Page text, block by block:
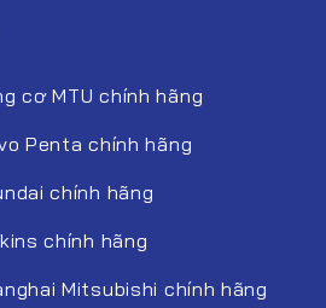
cơ MTU chính hãng
Penta chính hãng
chính hãng
chính hãng
Mitsubishi chính hãng